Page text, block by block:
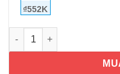
₫552K
Viên uống Aleve Soft